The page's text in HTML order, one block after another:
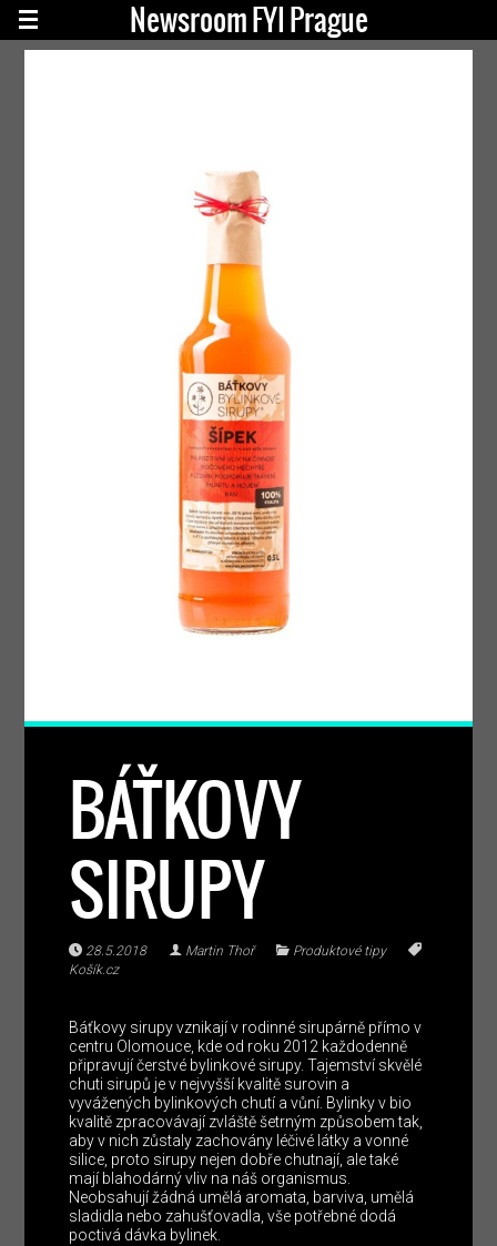
Newsroom FYI Prague
BÁŤKOVY
SIRUPY
28.5.2018 Martin Thoř
Produktové tipy
Košík.cz
Báťkovy sirupy vznikají v rodinné sirupárně přímo v
centru Olomouce, kde od roku 2012 každodenně
připravují čerstvé bylinkové sirupy. Tajemství skvělé
chuti sirupů je v nejvyšší kvalitě surovin a
vyvážených bylinkových chutí a vůní. Bylinky v bio
kvalitě zpracovávají zvláště šetrným způsobem tak,
aby v nich zůstaly zachovány léčivé látky a vonné
silice, proto sirupy nejen dobře chutnají, ale také
mají blahodárný vliv na náš organismus.
Neobsahují žádná umělá aromata, barviva, umělá
sladidla nebo zahušťovadla, vše potřebné dodá
poctivá dávka bylinek.